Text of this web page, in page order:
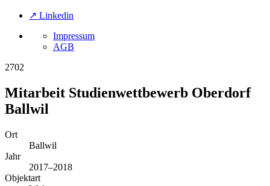
↗ Linkedin
Impressum
AGB
2702
Mitarbeit Studienwettbewerb Oberdorf
Ballwil
Ort
Ballwil
Jahr
2017–2018
Objektart